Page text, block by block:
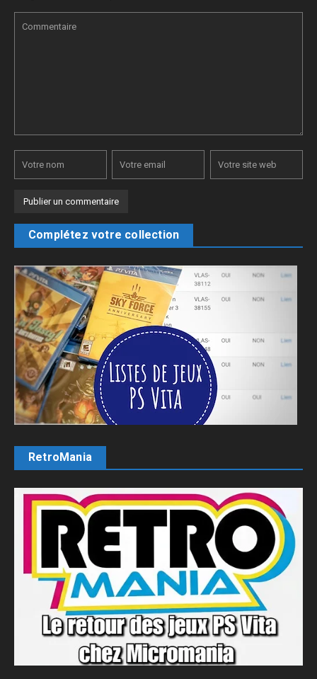
Complétez votre collection
RetroMania